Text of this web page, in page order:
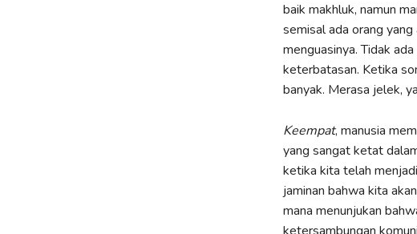
baik makhluk, namun
semisal ada orang
menguasinya. Tidak
keterbatasan. Ketika
banyak. Merasa jelek,
Keempat, manusia
yang sangat ketat
ketika kita telah
jaminan bahwa kita
mana menunjukan